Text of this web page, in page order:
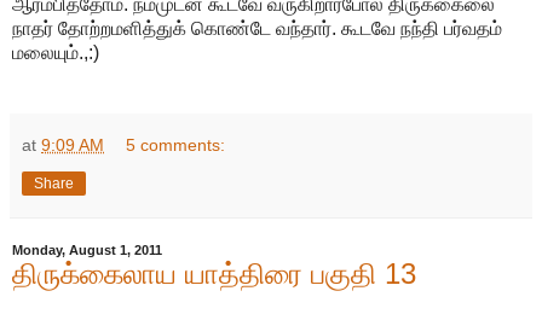
ஆரம்பித்தோம். நம்முடன் கூடவே வருகிறார்போல் திருக்கைலை
நாதர் தோற்றமளித்துக் கொண்டே வந்தார். கூடவே நந்தி பர்வதம்
மலையும்.,:)
at 9:09 AM 5 comments:
Share
Monday, August 1, 2011
திருக்கைலாய யாத்திரை பகுதி 13